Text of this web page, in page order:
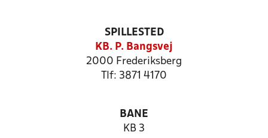
SPILLESTED
KB. P. Bangsvej
2000 Frederiksberg
Tlf: 3871 4170
BANE
KB 3